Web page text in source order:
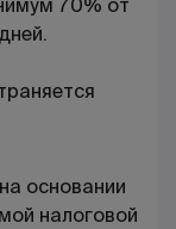
70% от
основании
налоговой